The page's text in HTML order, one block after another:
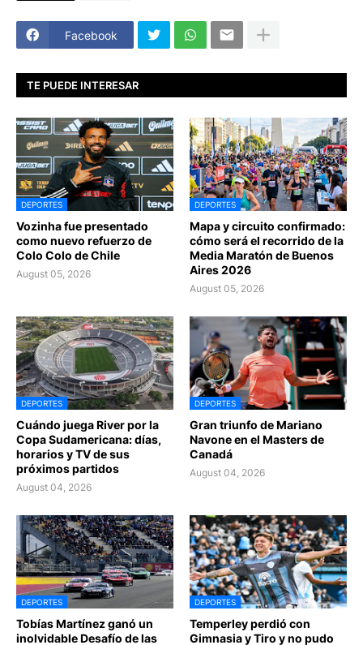
Facebook
TE PUEDE INTERESAR
DEPORTES
Vozinha fue presentado
como nuevo refuerzo de
Colo Colo de Chile
August 05, 2026
DEPORTES
Mapa y circuito confirmado:
cómo será el recorrido de la
Media Maratón de Buenos
Aires 2026
August 05, 2026
DEPORTES
Cuándo juega River por la
Copa Sudamericana: días,
horarios y TV de sus
próximos partidos
August 04, 2026
DEPORTES
Gran triunfo de Mariano
Navone en el Masters de
Canadá
August 04, 2026
DEPORTES
Tobías Martínez ganó un
inolvidable Desafío de las
DEPORTES
Temperley perdió con
Gimnasia y Tiro y no pudo